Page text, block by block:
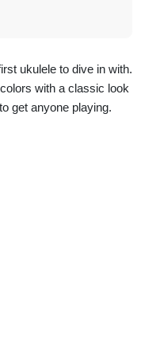
ukulele to dive in with.
with a classic look
get anyone playing.